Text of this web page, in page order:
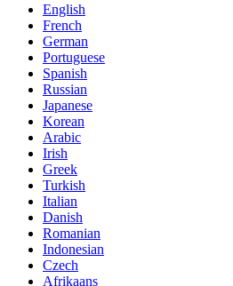
English
French
German
Portuguese
Spanish
Russian
Japanese
Korean
Arabic
Irish
Greek
Turkish
Italian
Danish
Romanian
Indonesian
Czech
Afrikaans